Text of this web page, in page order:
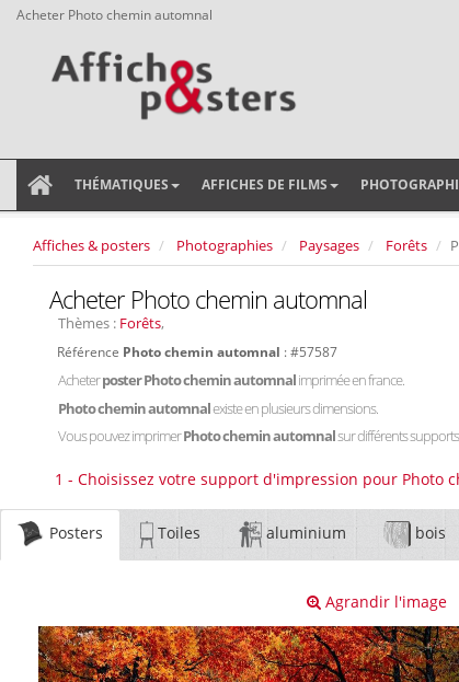
Acheter Photo chemin automnal
THÉMATIQUES AFFICHES DE FILMS
Affiches & posters Photographies Paysages Forêts
Acheter Photo chemin automnal
Thèmes : Forêts,
Référence Photo chemin automnal : #57587
Acheterposter Photo chemin automnalimprimée en france.
Photo chemin automnalexiste en plusieurs dimensions.
Vous pouvez imprimerPhoto chemin automnalsur différents supports
1 - Choisissez votre support d'impression pour Photo
Posters Toiles aluminium bois
Agrandir l'image